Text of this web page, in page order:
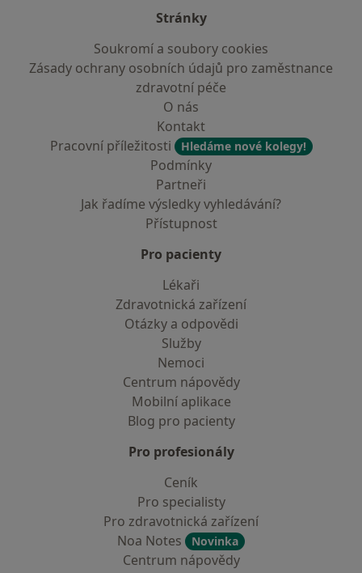
Stránky
Soukromí a soubory cookies
Zásady ochrany osobních údajů pro zaměstnance
zdravotní péče
O nás
Kontakt
Pracovní příležitosti
Hledáme nové kolegy!
Podmínky
Partneři
Jak řadíme výsledky vyhledávání?
Přístupnost
Pro pacienty
Lékaři
Zdravotnická zařízení
Otázky a odpovědi
Služby
Nemoci
Centrum nápovědy
Mobilní aplikace
Blog pro pacienty
Pro profesionály
Ceník
Pro specialisty
Pro zdravotnická zařízení
Noa Notes
Novinka
Centrum nápovědy